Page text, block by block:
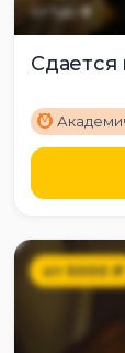
от до8
Сдается
M
от5000₽